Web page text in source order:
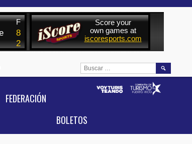
FEDERACIÓN
BOLETOS
BUSCAR: